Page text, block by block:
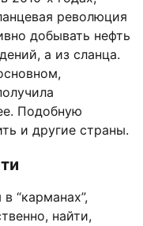
революция
добывать нефть
а из сланца.
Подобную
и другие страны.
“карманах”,
найти,